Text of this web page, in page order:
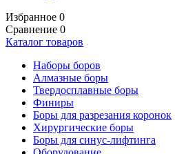
Избранное 0
Сравнение 0
Каталог товаров
Наборы боров
Алмазные боры
Твердосплавные боры
Финиры
Боры для разрезания коронок
Хирургические боры
Боры для синус-лифтинга